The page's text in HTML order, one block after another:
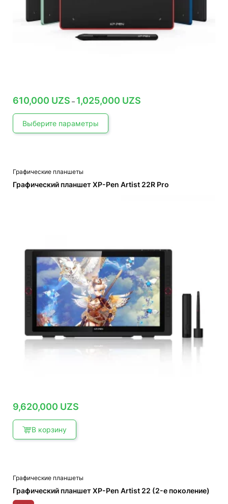
610,000 UZS – 1,025,000 UZS
Выберите параметры
Графические планшеты
Графический планшет XP-Pen Artist 22R Pro
9,620,000 UZS
В корзину
Графические планшеты
Графический планшет XP-Pen Artist 22 (2-е поколение)